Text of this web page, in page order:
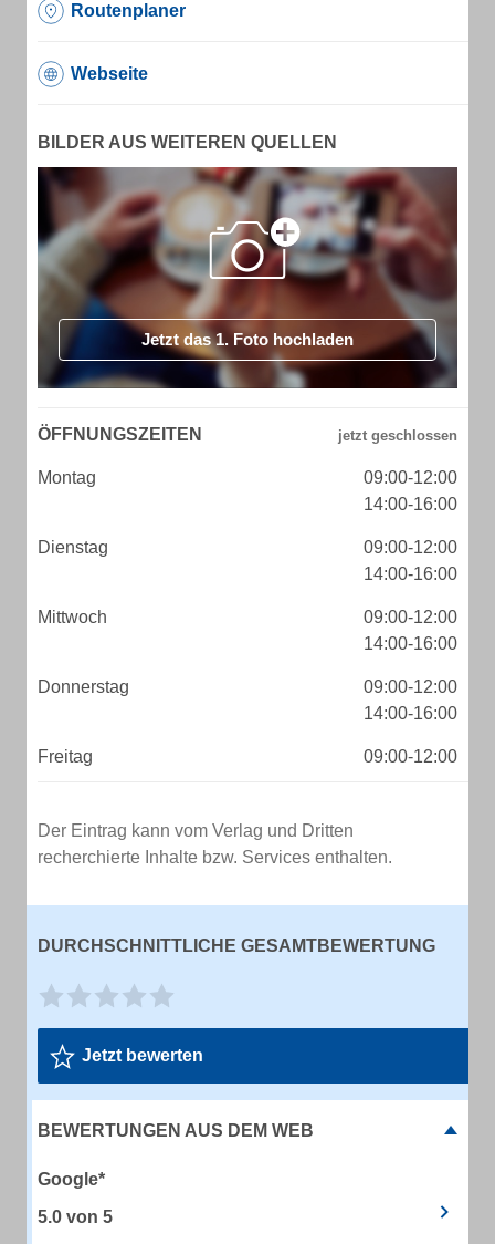
Routenplaner
Webseite
BILDER AUS WEITEREN QUELLEN
Jetzt das 1. Foto hochladen
ÖFFNUNGSZEITEN
Montag
09:00-12:00
14:00-16:00
Dienstag
09:00-12:00
14:00-16:00
Mittwoch
09:00-12:00
14:00-16:00
Donnerstag
09:00-12:00
14:00-16:00
Freitag 09:00-12:00
Der Eintrag kann vom Verlag und Dritten
recherchierte Inhalte bzw. Services enthalten.
DURCHSCHNITTLICHE GESAMTBEWERTUNG
Jetzt bewerten
BEWERTUNGEN AUS DEM WEB
Google*
5.0 von 5